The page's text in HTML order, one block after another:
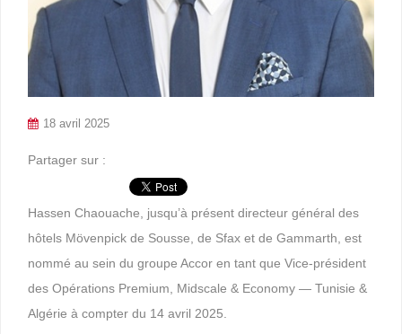
18 avril 2025
Partager sur :
Hassen Chaouache, jusqu’à présent directeur général des
hôtels Mövenpick de Sousse, de Sfax et de Gammarth, est
nommé au sein du groupe Accor en tant que Vice-président
des Opérations Premium, Midscale & Economy — Tunisie &
Algérie à compter du 14 avril 2025.